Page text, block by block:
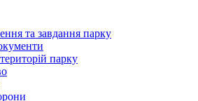
та завдання парку
парку